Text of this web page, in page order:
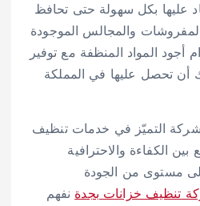
عليها بكل سهولة حتى تحافظ
والمجالس الموجودة
المواد المنظفة مع توفير
أن تحصل عليها في المملكة
شركة التميّز في خدمات تنظيف
الكفاءة والاحترافية
مستوى من الجودة
تنظيف خزانات بجدة نفهم